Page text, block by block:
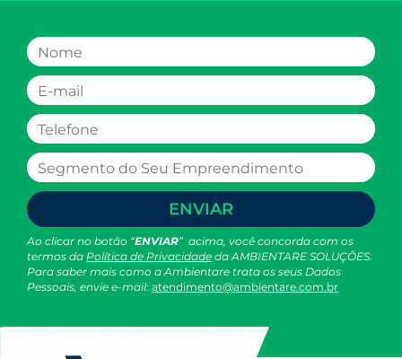
ENVIAR
Ao clicar no botão “ENVIAR” acima, você concorda com os
termos da Política de Privacidade da AMBIENTARE SOLUÇÕES.
Para saber mais como a Ambientare trata os seus Dados
Pessoais, envie e-mail: atendimento@ambientare.com.br